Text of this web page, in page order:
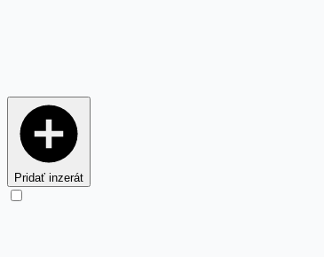
Pridať inzerát